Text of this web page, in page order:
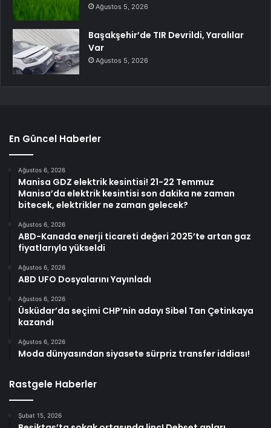
Ağustos 5, 2026
Başakşehir’de TIR Devrildi, Yaralılar
Var
Ağustos 5, 2026
En Güncel Haberler
Ağustos 6, 2026
Manisa GDZ elektrik kesintisi! 21-22 Temmuz
Manisa’da elektrik kesintisi son dakika ne zaman
bitecek, elektrikler ne zaman gelecek?
Ağustos 6, 2026
ABD-Kanada enerji ticareti değeri 2025’te artan gaz
fiyatlarıyla yükseldi
Ağustos 6, 2026
ABD UFO Dosyalarını Yayınladı
Ağustos 6, 2026
Üsküdar’da seçimi CHP’nin adayı Sibel Tan Çetinkaya
kazandı
Ağustos 6, 2026
Moda dünyasından siyasete sürpriz transfer iddiası!
Rastgele Haberler
Şubat 15, 2026